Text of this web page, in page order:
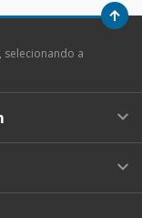
selecionando a